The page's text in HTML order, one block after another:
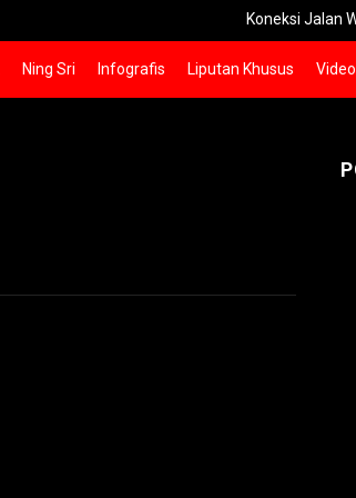
Koneksi Jalan
Ning Sri Infografis Liputan Khusus Video